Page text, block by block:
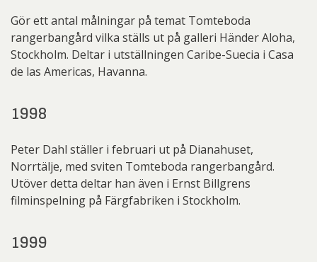
Gör ett antal målningar på temat Tomteboda
rangerbangård vilka ställs ut på galleri Händer Aloha,
Stockholm. Deltar i utställningen Caribe-Suecia i Casa
de las Americas, Havanna.
1998
Peter Dahl ställer i februari ut på Dianahuset,
Norrtälje, med sviten Tomteboda rangerbangård.
Utöver detta deltar han även i Ernst Billgrens
filminspelning på Färgfabriken i Stockholm.
1999